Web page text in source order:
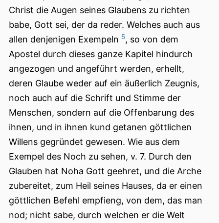
Christ die Augen seines Glaubens zu richten
babe, Gott sei, der da reder. Welches auch aus
allen denjenigen Exempeln 5, so von dem
Apostel durch dieses ganze Kapitel hindurch
angezogen und angeführt werden, erhellt,
deren Glaube weder auf ein äußerlich Zeugnis,
noch auch auf die Schrift und Stimme der
Menschen, sondern auf die Offenbarung des
ihnen, und in ihnen kund getanen göttlichen
Willens gegründet gewesen. Wie aus dem
Exempel des Noch zu sehen, v. 7. Durch den
Glauben hat Noha Gott geehret, und die Arche
zubereitet, zum Heil seines Hauses, da er einen
göttlichen Befehl empfieng, von dem, das man
nod; nicht sabe, durch welchen er die Welt